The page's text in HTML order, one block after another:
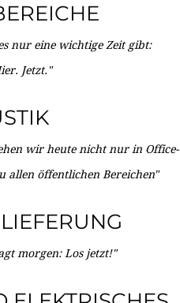
nur eine wichtige Zeit gibt:
Jetzt."
wir heute nicht nur in Office-
allen öffentlichen Bereichen"
morgen: Los jetzt!"